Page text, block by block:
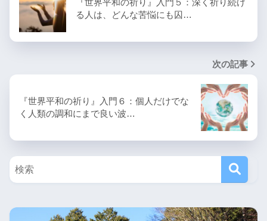
『世界平和の祈り』入門５：深く祈り続け
る人は、どんな苦悩にも囚…
次の記事
『世界平和の祈り』入門６：個人だけでな
く人類の調和にまで良い波…